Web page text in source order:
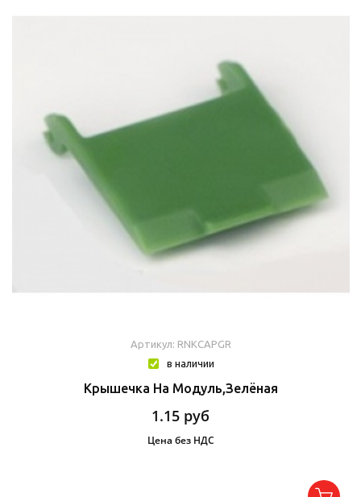
Артикул: RNKCAPGR
в наличии
Крышечка На Модуль,зелёная
1.15 руб
Цена без НДС